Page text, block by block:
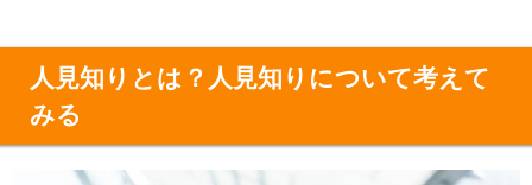
人見知りとは？人見知りについて考えて
みる